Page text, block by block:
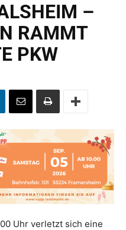
–
RAMMT
PKW
Uhr verletzt sich eine